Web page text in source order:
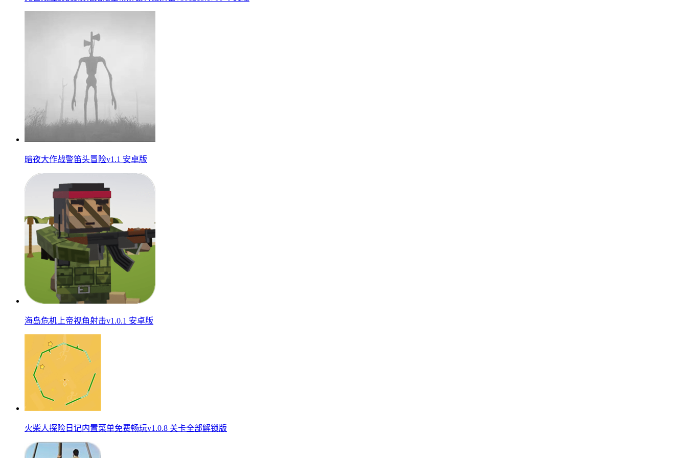
暗夜大作战警笛头冒险v1.1 安卓版
海岛危机上帝视角射击v1.0.1 安卓版
火柴人探险日记内置菜单免费畅玩v1.0.8 关卡全部解锁版